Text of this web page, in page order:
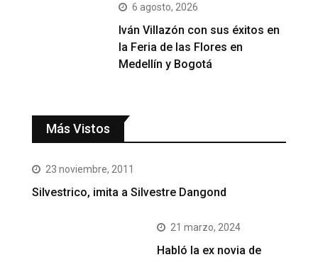
6 agosto, 2026
Iván Villazón con sus éxitos en
la Feria de las Flores en
Medellín y Bogotá
Más Vistos
23 noviembre, 2011
Silvestrico, imita a Silvestre Dangond
21 marzo, 2024
Habló la ex novia de